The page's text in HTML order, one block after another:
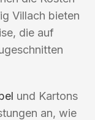
Villach bieten
die auf
und Kartons
an, wie